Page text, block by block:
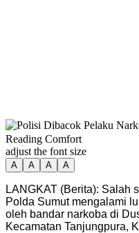
Reading Comfort
adjust the font size
A A A A
LANGKAT (Berita): Salah
Polda Sumut mengalami
oleh bandar narkoba di
Kecamatan Tanjungpura,